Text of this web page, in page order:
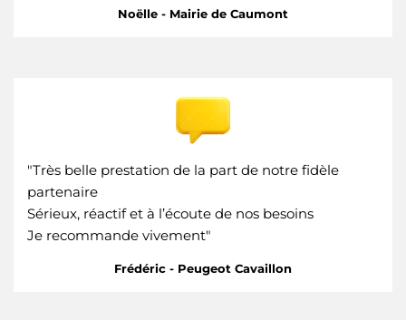
Noëlle - Mairie de Caumont
"Très belle prestation de la part de notre fidèle
partenaire
Sérieux, réactif et à l’écoute de nos besoins
Je recommande vivement"
Frédéric - Peugeot Cavaillon